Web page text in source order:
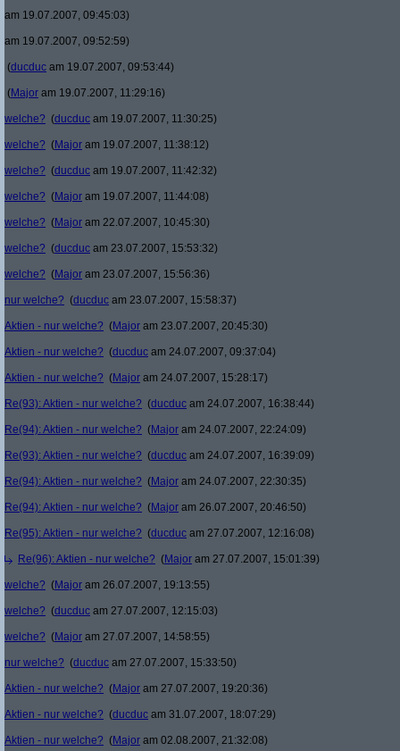
am 19.07.2007, 09:45:03)
am 19.07.2007, 09:52:59)
(ducduc am 19.07.2007, 09:53:44)
(Major am 19.07.2007, 11:29:16)
welche? (ducduc am 19.07.2007, 11:30:25)
welche? (Major am 19.07.2007, 11:38:12)
welche? (ducduc am 19.07.2007, 11:42:32)
welche? (Major am 19.07.2007, 11:44:08)
welche? (Major am 22.07.2007, 10:45:30)
welche? (ducduc am 23.07.2007, 15:53:32)
welche? (Major am 23.07.2007, 15:56:36)
nur welche? (ducduc am 23.07.2007, 15:58:37)
Aktien - nur welche? (Major am 23.07.2007, 20:45:30)
Aktien - nur welche? (ducduc am 24.07.2007, 09:37:04)
Aktien - nur welche? (Major am 24.07.2007, 15:28:17)
Re(93): Aktien - nur welche? (ducduc am 24.07.2007, 16:38:44)
Re(94): Aktien - nur welche? (Major am 24.07.2007, 22:24:09)
Re(93): Aktien - nur welche? (ducduc am 24.07.2007, 16:39:09)
Re(94): Aktien - nur welche? (Major am 24.07.2007, 22:30:35)
Re(94): Aktien - nur welche? (Major am 26.07.2007, 20:46:50)
Re(95): Aktien - nur welche? (ducduc am 27.07.2007, 12:16:08)
Re(96): Aktien - nur welche? (Major am 27.07.2007, 15:01:39)
welche? (Major am 26.07.2007, 19:13:55)
welche? (ducduc am 27.07.2007, 12:15:03)
welche? (Major am 27.07.2007, 14:58:55)
nur welche? (ducduc am 27.07.2007, 15:33:50)
Aktien - nur welche? (Major am 27.07.2007, 19:20:36)
Aktien - nur welche? (ducduc am 31.07.2007, 18:07:29)
Aktien - nur welche? (Major am 02.08.2007, 21:32:08)